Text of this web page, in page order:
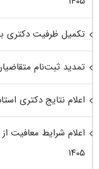
تکمیل ظرفیت دکتری
تمدید ثبت‌نام متقاضیان
اعلام نتایج دکتری
اعلام شرایط معافیت
۱۴۰۵